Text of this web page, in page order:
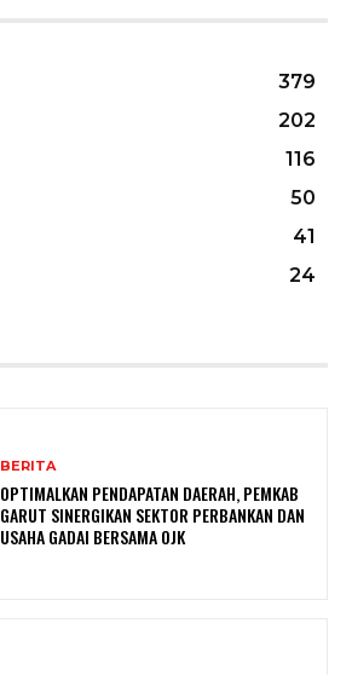
379
202
116
50
41
24
BERITA
OPTIMALKAN PENDAPATAN DAERAH, PEMKAB
GARUT SINERGIKAN SEKTOR PERBANKAN DAN
USAHA GADAI BERSAMA OJK